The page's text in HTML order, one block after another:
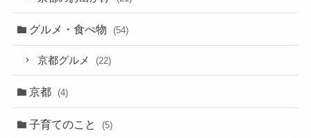
グルメ・食べ物 (54)
京都グルメ (22)
京都 (4)
子育てのこと (5)